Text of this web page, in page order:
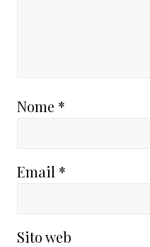
Nome *
Email *
Sito web